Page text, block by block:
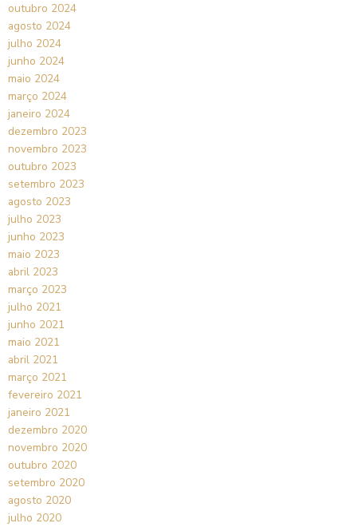
outubro 2024
agosto 2024
julho 2024
junho 2024
maio 2024
março 2024
janeiro 2024
dezembro 2023
novembro 2023
outubro 2023
setembro 2023
agosto 2023
julho 2023
junho 2023
maio 2023
abril 2023
março 2023
julho 2021
junho 2021
maio 2021
abril 2021
março 2021
fevereiro 2021
janeiro 2021
dezembro 2020
novembro 2020
outubro 2020
setembro 2020
agosto 2020
julho 2020